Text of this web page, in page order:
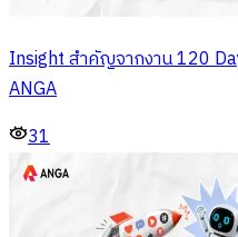
Insight สำคัญจากงาน 120
ANGA
31